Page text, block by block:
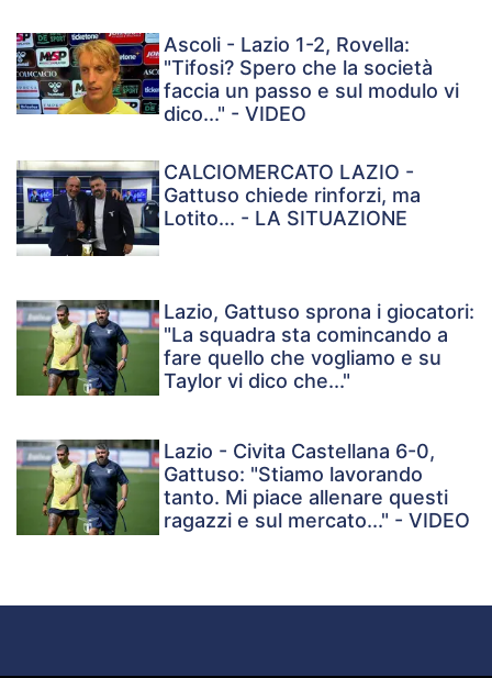
Ascoli - Lazio 1-2, Rovella:
"Tifosi? Spero che la società
faccia un passo e sul modulo vi
dico..." - VIDEO
CALCIOMERCATO LAZIO -
Gattuso chiede rinforzi, ma
Lotito... - LA SITUAZIONE
Lazio, Gattuso sprona i giocatori:
"La squadra sta comincando a
fare quello che vogliamo e su
Taylor vi dico che..."
Lazio - Civita Castellana 6-0,
Gattuso: "Stiamo lavorando
tanto. Mi piace allenare questi
ragazzi e sul mercato..." - VIDEO